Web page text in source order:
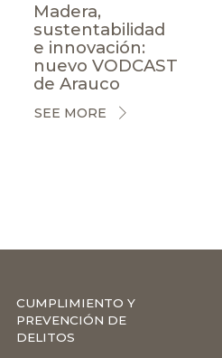
Madera,
sustentabilidad
e innovación:
nuevo VODCAST
de Arauco
SEE MORE
CUMPLIMIENTO Y
PREVENCIÓN DE
DELITOS